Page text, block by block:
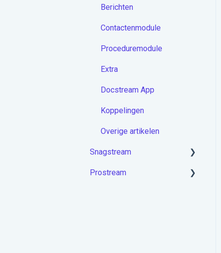
Berichten
Contactenmodule
Proceduremodule
Extra
Docstream App
Koppelingen
Overige artikelen
Snagstream
Aan de slag met
Prostream